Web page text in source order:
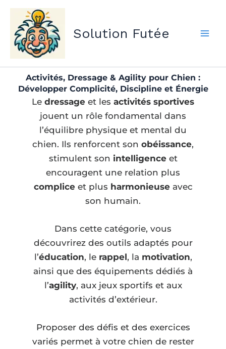
Aller
contenu
Solution Futée
Activités, Dressage & Agility pour Chien :
Développer Complicité, Discipline et Énergie
Le dressage et les activités sportives
jouent un rôle fondamental dans
l’équilibre physique et mental du
chien. Ils renforcent son obéissance,
stimulent son intelligenceet
encouragent une relation plus
compliceet plus harmonieuseavec
son humain.
Dans cette catégorie, vous
découvrirez des outils adaptés pour
l’éducation, le rappel, la motivation,
ainsi que des équipements dédiés à
l’agility, aux jeux sportifs et aux
activités d’extérieur.
Proposer des défis et des exercices
variés permet à votre chien de rester